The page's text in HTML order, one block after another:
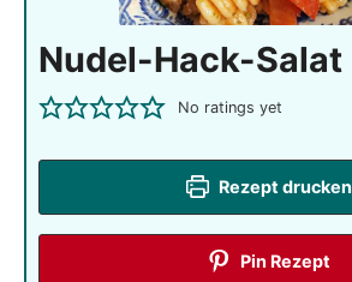
Nudel-Hack-Salat
No ratings yet
Rezept drucken
Pin Rezept